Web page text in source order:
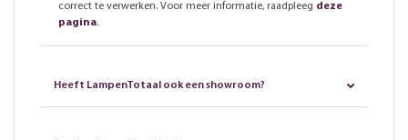
correct te verwerken. Voor meer informatie, raadpleeg deze
pagina.
Heeft LampenTotaal ook een showroom?